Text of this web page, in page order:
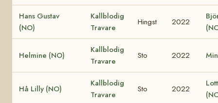
Hans Gustav
(NO)
Kallblodig
Travare
Hingst 2022
Helmine (NO)
Kallblodig
Travare
Sto 2022
Hå Lilly (NO)
Kallblodig
Travare
Sto 2022